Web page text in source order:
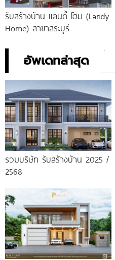
รับสร้างบ้าน แลนดี้ โฮม (Landy
Home) สาขาสระบุรี
อัพเดทล่าสุด
รวมบริษัท รับสร้างบ้าน 2025 /
2568